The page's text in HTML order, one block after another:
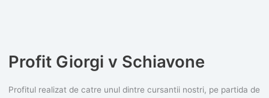
Profit Giorgi v Schiavone
Profitul realizat de catre unul dintre cursantii nostri, pe partida de